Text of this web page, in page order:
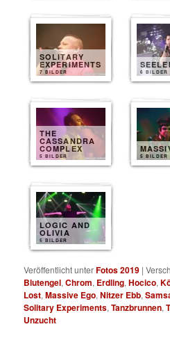
SOLITARY
EXPERIMENTS
7 BILDER 6 BILDER
THE
CASSANDRA
COMPLEX
5 BILDER 5 BILDER
LOGIC AND
OLIVIA
5 BILDER
Veröffentlicht unterFotos 2019 |
Blutengel,Chrom, Erdling,Hocico,
Lost,Massive Ego,Nitzer Ebb,
Solitary Experiments,Tanzbrunnen,
Unzucht